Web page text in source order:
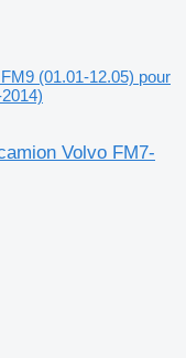
(01.01-12.05) pour
Volvo FM7-